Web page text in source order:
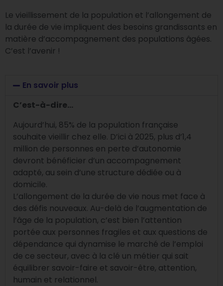
Le vieillissement de la population et l’allongement de
la durée de vie impliquent des besoins grandissants en
matière d’accompagnement des populations âgées.
C’est l’avenir !
En savoir plus
C’est-à-dire…
Aujourd’hui, 85% de la population française
souhaite vieillir chez elle. D’ici à 2025, plus d’1,4
million de personnes en perte d’autonomie
devront bénéficier d’un accompagnement
adapté, au sein d’une structure dédiée ou à
domicile.
L’allongement de la durée de vie nous met face à
des défis nouveaux. Au-delà de l’augmentation de
l’âge de la population, c’est bien l’attention
portée aux personnes fragiles et aux questions de
dépendance qui dynamise le marché de l’emploi
de ce secteur, avec à la clé un métier qui sait
équilibrer savoir-faire et savoir-être, attention,
humain et relationnel.